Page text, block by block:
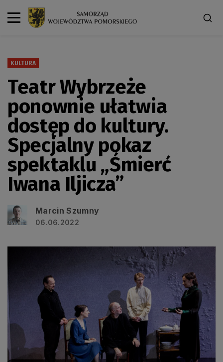
KULTURA
Teatr Wybrzeże
ponownie ułatwia
dostęp do kultury.
Specjalny pokaz
spektaklu „Śmierć
Iwana Iljicza”
Marcin Szumny
06.06.2022